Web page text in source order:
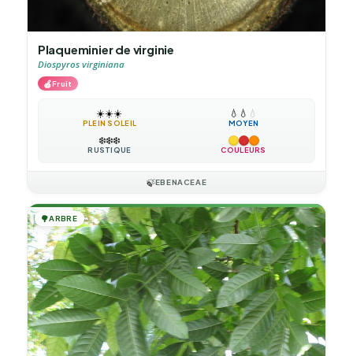
Plaqueminier de virginie
Diospyros virginiana
🍎Fruit
☀️☀️☀️
PLEIN SOLEIL
💧 💧 💧
MOYEN
❄️❄️❄️
RUSTIQUE COULEURS
🍃EBENACEAE
🌳ARBRE